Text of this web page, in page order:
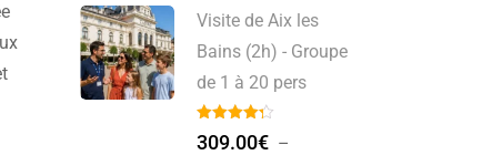
Visite de Aix les
Bains (2h) - Groupe
de 1 à 20 pers
309.00€ –